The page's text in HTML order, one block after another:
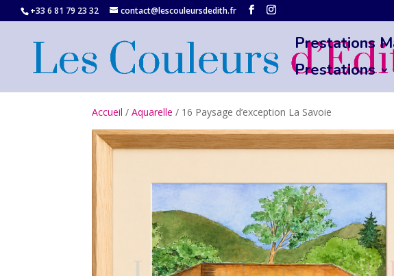
+33 6 81 79 23 32‬ contact@lescouleursdedith.fr
Prestations
Prestations
Accueil /Aquarelle / 16 Paysage d’exception La Savoie